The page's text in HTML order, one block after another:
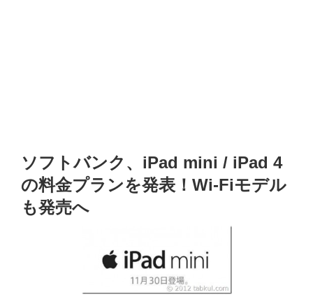
ソフトバンク、iPad mini / iPad 4
の料金プランを発表！Wi-Fiモデル
も発売へ